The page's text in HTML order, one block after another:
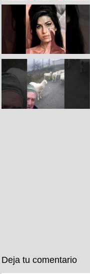
Deja tu comentario